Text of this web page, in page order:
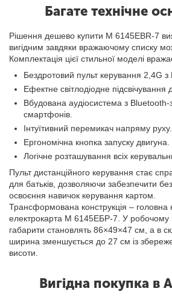
Багате технічне
Рішення дешево купити M 6145EBR-7
вигідним завдяки вражаючому списку
Комплектація цієї стильної моделі
Бездротовий пульт керування 2,4G з
Ефектне світлодіодне підсвічування
Вбудована аудіосистема з Bluetooth-
смартфонів.
Інтуїтивний перемикач напряму руху.
Ергономічна кнопка запуску двигуна.
Логічне розташування всіх
Пульт дистанційного керування стає
для батьків, дозволяючи забезпечити
освоєння навичок керування картом.
Трансформована конструкція – головна
електрокарта М 6145ЕБР-7. У робочому
габарити становлять 86×49×47 см, а в
ширина зменшується до 27 см із
висоти.
Вигідна покупка в